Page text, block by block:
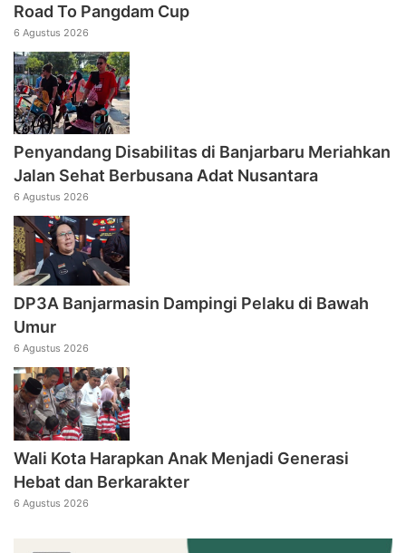
Road To Pangdam Cup
6 Agustus 2026
Penyandang Disabilitas di Banjarbaru Meriahkan
Jalan Sehat Berbusana Adat Nusantara
6 Agustus 2026
DP3A Banjarmasin Dampingi Pelaku di Bawah
Umur
6 Agustus 2026
Wali Kota Harapkan Anak Menjadi Generasi
Hebat dan Berkarakter
6 Agustus 2026